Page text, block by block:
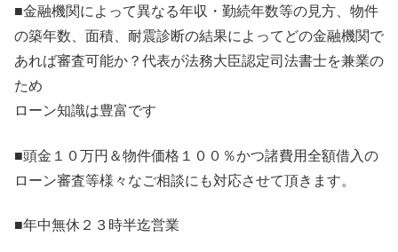
■金融機関によって異なる年収・勤続年数等の見方、物件
の築年数、面積、耐震診断の結果によってどの金融機関で
あれば審査可能か？代表が法務大臣認定司法書士を兼業の
ため
ローン知識は豊富です
■頭金１０万円＆物件価格１００％かつ諸費用全額借入の
ローン審査等様々なご相談にも対応させて頂きます。
■年中無休２３時半迄営業